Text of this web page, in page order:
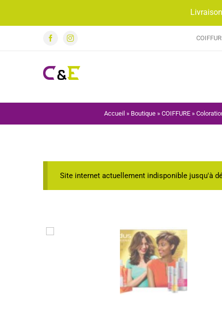
FacebookInstagram
Accueil » Boutique » COIFFURE »
Site internet actuellement indisponible jusqu'à